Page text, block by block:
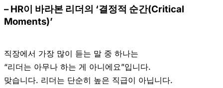
– HR이 바라본 리더의 ‘결정적 순간(Critical
Moments)’
직장에서 가장 많이 듣는 말 중 하나는
“리더는 아무나 하는 게 아니에요”입니다.
맞습니다. 리더는 단순히 높은 직급이 아닙니다.